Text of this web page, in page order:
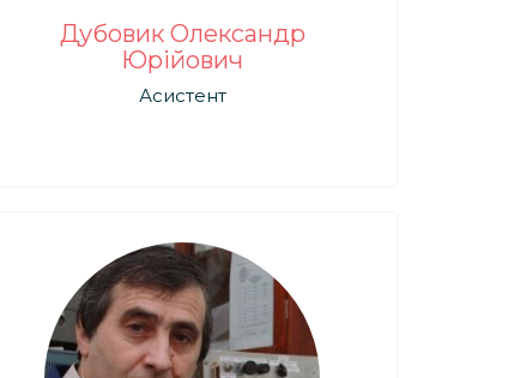
Дубовик Олександр
Юрійович
Асистент